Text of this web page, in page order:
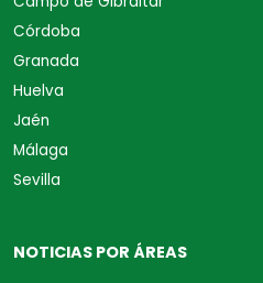
Córdoba
Granada
Huelva
Jaén
Málaga
Sevilla
NOTICIAS POR ÁREAS